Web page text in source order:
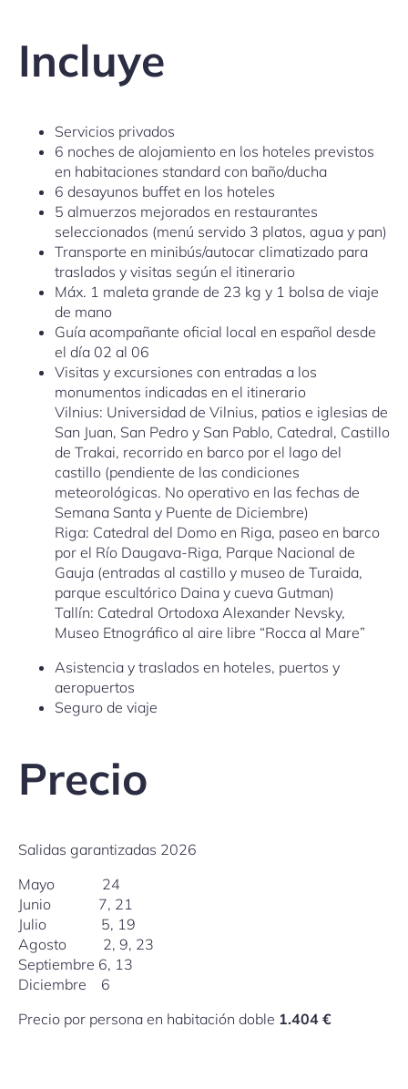
Incluye
Servicios privados
6 noches de alojamiento en los hoteles previstos
en habitaciones standard con baño/ducha
6 desayunos buffet en los hoteles
5 almuerzos mejorados en restaurantes
seleccionados (menú servido 3 platos, agua y pan)
Transporte en minibús/autocar climatizado para
traslados y visitas según el itinerario
Máx. 1 maleta grande de 23 kg y 1 bolsa de viaje
de mano
Guía acompañante oficial local en español desde
el día 02 al 06
Visitas y excursiones con entradas a los
monumentos indicadas en el itinerario
Vilnius: Universidad de Vilnius, patios e iglesias de
San Juan, San Pedro y San Pablo, Catedral, Castillo
de Trakai, recorrido en barco por el lago del
castillo (pendiente de las condiciones
meteorológicas. No operativo en las fechas de
Semana Santa y Puente de Diciembre)
Riga: Catedral del Domo en Riga, paseo en barco
por el Río Daugava-Riga, Parque Nacional de
Gauja (entradas al castillo y museo de Turaida,
parque escultórico Daina y cueva Gutman)
Tallín: Catedral Ortodoxa Alexander Nevsky,
Museo Etnográfico al aire libre “Rocca al Mare”
Asistencia y traslados en hoteles, puertos y
aeropuertos
Seguro de viaje
Precio
Salidas garantizadas 2026
Mayo 24
Junio 7, 21
Julio 5, 19
Agosto 2, 9, 23
Septiembre 6, 13
Diciembre 6
Precio por persona en habitación doble 1.404 €